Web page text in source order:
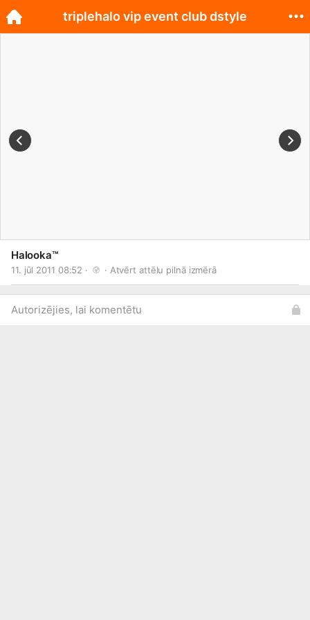
Halooka™
11. jūl 2011 08:52 · · Atvērt attēlu pilnā izmērā
Autorizējies, lai komentētu
triplehalo vip event club dstyle